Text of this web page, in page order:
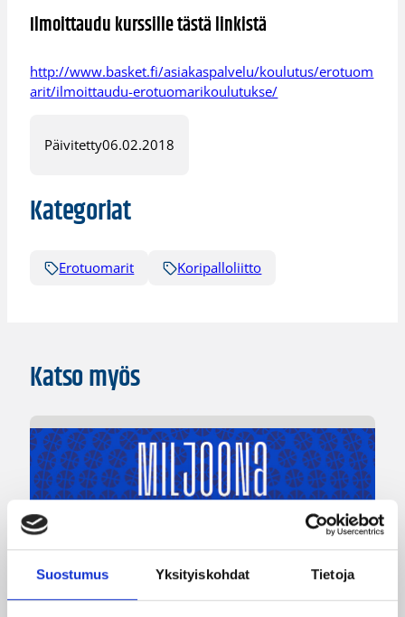
Suostumus Yksityiskohdat Tietoja
Ilmoittaudu kurssille tästä linkistä
http://www.basket.fi/asiakaspalvelu/koulutus/erotuom
arit/ilmoittaudu-erotuomarikoulutukse/
Päivitetty06.02.2018
Kategoriat
Erotuomarit Koripalloliitto
Katso myös